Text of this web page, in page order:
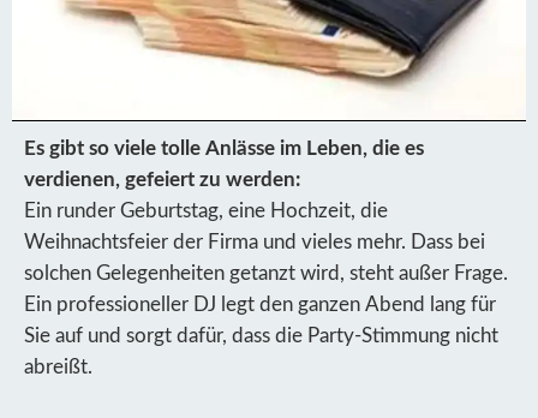
Es gibt so viele tolle Anlässe im Leben, die es
verdienen, gefeiert zu werden:
Ein runder Geburtstag, eine Hochzeit, die
Weihnachtsfeier der Firma und vieles mehr. Dass bei
solchen Gelegenheiten getanzt wird, steht außer Frage.
Ein professioneller DJ legt den ganzen Abend lang für
Sie auf und sorgt dafür, dass die Party-Stimmung nicht
abreißt.